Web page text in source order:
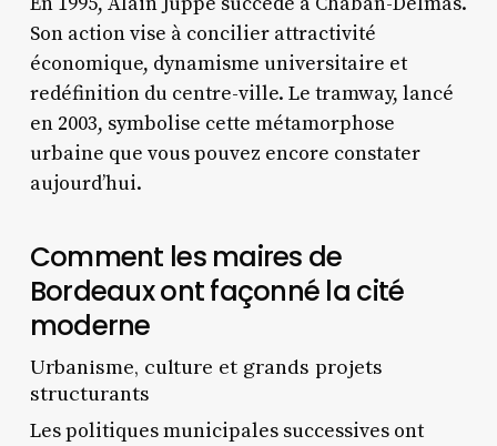
Son action vise à concilier attractivité
économique, dynamisme universitaire et
redéfinition du centre-ville. Le tramway, lancé
en 2003, symbolise cette métamorphose
urbaine que vous pouvez encore constater
aujourd’hui.
Comment les maires de
Bordeaux ont façonné la cité
moderne
Urbanisme, culture et grands projets
structurants
Les politiques municipales successives ont